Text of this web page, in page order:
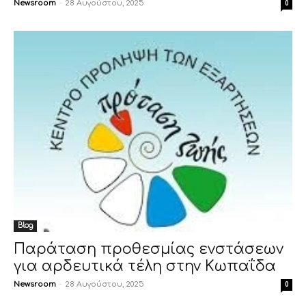
Newsroom - 28 Αυγούστου, 2025 0
Blog
Παράταση προθεσμίας ενστάσεων
για αρδευτικά τέλη στην Κωπαΐδα
Newsroom - 28 Αυγούστου, 2025 0